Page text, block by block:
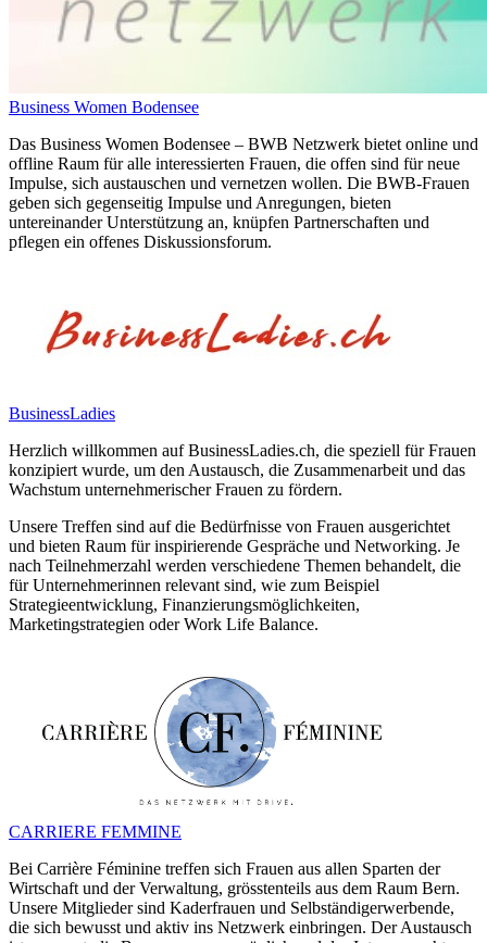
Business Women Bodensee
Das Business Women Bodensee – BWB Netzwerk bietet online und
offline Raum für alle interessierten Frauen, die offen sind für neue
Impulse, sich austauschen und vernetzen wollen. Die BWB-Frauen
geben sich gegenseitig Impulse und Anregungen, bieten
untereinander Unterstützung an, knüpfen Partnerschaften und
pflegen ein offenes Diskussionsforum.
BusinessLadies
Herzlich willkommen auf BusinessLadies.ch, die speziell für Frauen
konzipiert wurde, um den Austausch, die Zusammenarbeit und das
Wachstum unternehmerischer Frauen zu fördern.
Unsere Treffen sind auf die Bedürfnisse von Frauen ausgerichtet
und bieten Raum für inspirierende Gespräche und Networking. Je
nach Teilnehmerzahl werden verschiedene Themen behandelt, die
für Unternehmerinnen relevant sind, wie zum Beispiel
Strategieentwicklung, Finanzierungsmöglichkeiten,
Marketingstrategien oder Work Life Balance.
CARRIERE FEMMINE
Bei Carrière Féminine treffen sich Frauen aus allen Sparten der
Wirtschaft und der Verwaltung, grösstenteils aus dem Raum Bern.
Unsere Mitglieder sind Kaderfrauen und Selbständigerwerbende,
die sich bewusst und aktiv ins Netzwerk einbringen. Der Austausch